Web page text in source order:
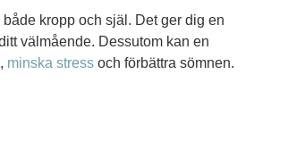
kropp och själ. Det ger dig en
välmående. Dessutom kan en
minska stress och förbättra sömnen.